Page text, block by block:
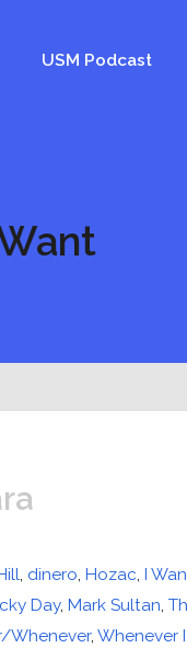
USM Podcast
, dinero,Hozac,I
Day,Mark Sultan,
Whenever,Whenever